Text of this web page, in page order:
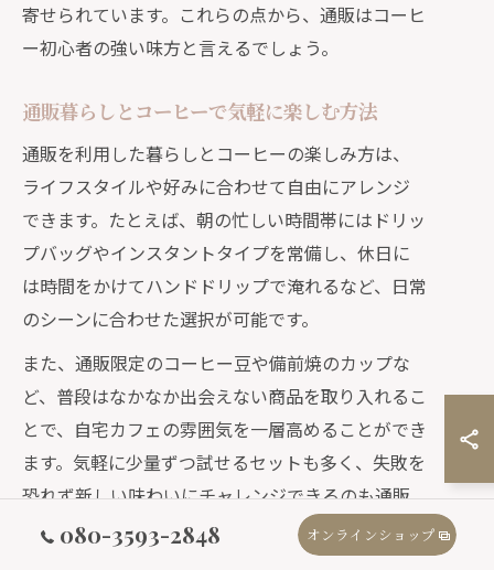
寄せられています。これらの点から、通販はコーヒ
ー初心者の強い味方と言えるでしょう。
通販暮らしとコーヒーで気軽に楽しむ方法
通販を利用した暮らしとコーヒーの楽しみ方は、
ライフスタイルや好みに合わせて自由にアレンジ
できます。たとえば、朝の忙しい時間帯にはドリッ
プバッグやインスタントタイプを常備し、休日に
は時間をかけてハンドドリップで淹れるなど、日常
のシーンに合わせた選択が可能です。
また、通販限定のコーヒー豆や備前焼のカップな
ど、普段はなかなか出会えない商品を取り入れるこ
とで、自宅カフェの雰囲気を一層高めることができ
ます。気軽に少量ずつ試せるセットも多く、失敗を
恐れず新しい味わいにチャレンジできるのも通販
ならではの魅力です。
080-3593-2848 オンラインショップ